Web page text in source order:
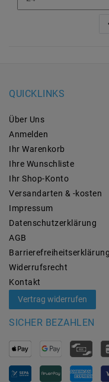
QUICKLINKS
Über Uns
Anmelden
Ihr Warenkorb
Ihre Wunschliste
Ihr Shop-Konto
Versandarten & -kosten
Impressum
Daten­schutz­erklärung
AGB
Barrierefreiheitserklärung
Widerrufs­recht
Kontakt
Vertrag widerrufen
SICHER BEZAHLEN